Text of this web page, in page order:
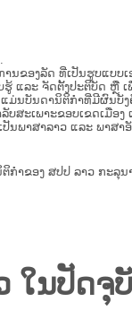
ຂອງ​ລັດ ທີ່​ເປັນ​ຮູບ​ແບບ​
ແລະ ຈັດ​ຕັ້ງ​ປະ​ຕິ​ບັດ ຫຼື
ມ່ນ​ບັນ​ດາ​ນິ​ຕິ​ກຳ​ທີ່​ມີ​ຜົນ​ບັ
ສະ​ເພາະ​ຂອບ​ເຂດ​ເມືອງ
ນພາສາລາວ ແລະ ພາສ
ກຳຂອງ ສປປ ລາວ ກະລຸນ
ໃນປັດ